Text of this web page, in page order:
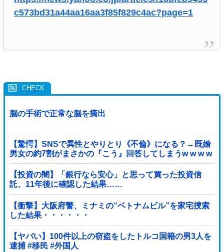
c573bd31a44aa16aa3f85f829c4ac?page=1
脳の手術で正常な脳を摘出
【驚愕】SNSで異性とやりとり《不倫》になる？→既婚
男女の約7割がまさかの『こう』回答してしまうw w w w
w w w w
【投資の闇】「銀行なら安心」と思って買った投資信
託、11年後に確認した結果……
【衝撃】大阪府警、ミナミの“ベトナムビル”を家宅捜索
した結果・・・・・・
【ヤバい】100件以上の窃盗をしたトルコ国籍の男3人を
逮捕 #移民 #外国人